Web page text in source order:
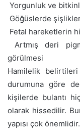
 Yorgunluk ve
 Göğüslerde
 Fetal hareketlerin
 Artmış deri
görülmesi
Hamilelik
durumuna göre
kişilerde bulantı
olarak hissedilir.
yapısı çok önemlidir.